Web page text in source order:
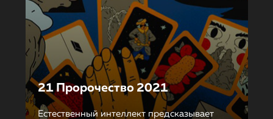
21 Пророчество 2021
Естественный интеллект предсказывает